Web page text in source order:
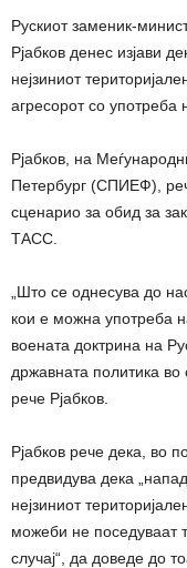
Рускиот заменик-
Рјабков денес изјави
нејзиниот
агресорот со употреба
Рјабков, на
Петербург (СПИЕФ),
сценарио за обид за
ТАСС.
„Што се однесува до
кои е можна употреба
воената доктрина на
државната политика во
рече Рјабков.
Рјабков рече дека, во
предвидува дека
нејзиниот
можеби не поседуваат
случај“, да доведе до